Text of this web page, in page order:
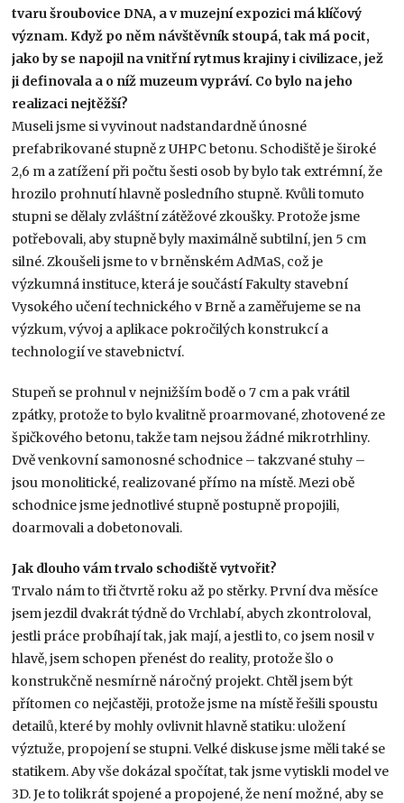
tvaru šroubovice DNA, a v muzejní expozici má klíčový
význam. Když po něm návštěvník stoupá, tak má pocit,
jako by se napojil na vnitřní rytmus krajiny i civilizace, jež
ji definovala a o níž muzeum vypráví. Co bylo na jeho
realizaci nejtěžší?
Museli jsme si vyvinout nadstandardně únosné
prefabrikované stupně z UHPC betonu. Schodiště je široké
2,6 m a zatížení při počtu šesti osob by bylo tak extrémní, že
hrozilo prohnutí hlavně posledního stupně. Kvůli tomuto
stupni se dělaly zvláštní zátěžové zkoušky. Protože jsme
potřebovali, aby stupně byly maximálně subtilní, jen 5 cm
silné. Zkoušeli jsme to v brněnském AdMaS, což je
výzkumná instituce, která je součástí Fakulty stavební
Vysokého učení technického v Brně a zaměřujeme se na
výzkum, vývoj a aplikace pokročilých konstrukcí a
technologií ve stavebnictví.
Stupeň se prohnul v nejnižším bodě o 7 cm a pak vrátil
zpátky, protože to bylo kvalitně proarmované, zhotovené ze
špičkového betonu, takže tam nejsou žádné mikrotrhliny.
Dvě venkovní samonosné schodnice – takzvané stuhy –
jsou monolitické, realizované přímo na místě. Mezi obě
schodnice jsme jednotlivé stupně postupně propojili,
doarmovali a dobetonovali.
Jak dlouho vám trvalo schodiště vytvořit?
Trvalo nám to tři čtvrtě roku až po stěrky. První dva měsíce
jsem jezdil dvakrát týdně do Vrchlabí, abych zkontroloval,
jestli práce probíhají tak, jak mají, a jestli to, co jsem nosil v
hlavě, jsem schopen přenést do reality, protože šlo o
konstrukčně nesmírně náročný projekt. Chtěl jsem být
přítomen co nejčastěji, protože jsme na místě řešili spoustu
detailů, které by mohly ovlivnit hlavně statiku: uložení
výztuže, propojení se stupni. Velké diskuse jsme měli také se
statikem. Aby vše dokázal spočítat, tak jsme vytiskli model ve
3D. Je to tolikrát spojené a propojené, že není možné, aby se